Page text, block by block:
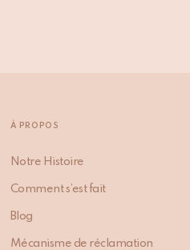
À PROPOS
Notre Histoire
Comment s’est fait
Blog
Mécanisme de réclamation